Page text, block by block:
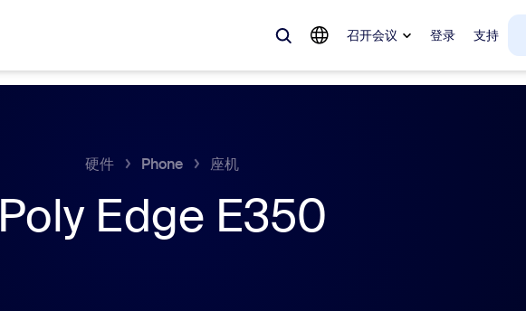
召开会议 登录 支持
硬件 Phone 座机
Poly Edge E350